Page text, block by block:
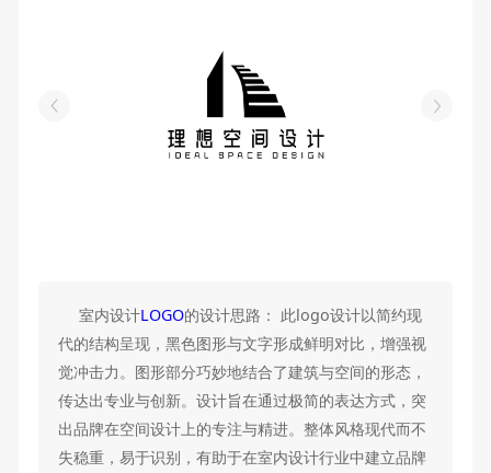
室内设计LOGO的设计思路： 此logo设计以简约现
代的结构呈现，黑色图形与文字形成鲜明对比，增强视
觉冲击力。图形部分巧妙地结合了建筑与空间的形态，
传达出专业与创新。设计旨在通过极简的表达方式，突
出品牌在空间设计上的专注与精进。整体风格现代而不
失稳重，易于识别，有助于在室内设计行业中建立品牌